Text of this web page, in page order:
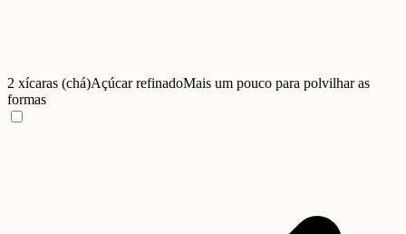
2 xícaras (chá)Açúcar refinadoMais um pouco para polvilhar as
formas